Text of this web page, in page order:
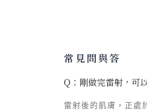
常見問與答
Q：剛做完雷射，可
雷射後的肌膚，正處